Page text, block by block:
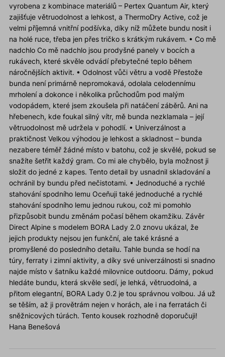
vyrobena z kombinace materiálů – Pertex Quantum Air, který
zajišťuje větruodolnost a lehkost, a ThermoDry Active, což je
velmi příjemná vnitřní podšívka, díky níž můžete bundu nosit i
na holé ruce, třeba jen přes tričko s krátkým rukávem. • Co mě
nadchlo Co mě nadchlo jsou prodyšné panely v bocích a
rukávech, které skvěle odvádí přebytečné teplo během
náročnějších aktivit. • Odolnost vůči větru a vodě Přestože
bunda není primárně nepromokavá, odolala celodennímu
mrholení a dokonce i několika průchodům pod malým
vodopádem, které jsem zkoušela při natáčení záběrů. Ani na
hřebenech, kde foukal silný vítr, mě bunda nezklamala – její
větruodolnost mě udržela v pohodlí. • Univerzálnost a
praktičnost Velkou výhodou je lehkost a skladnost – bunda
nezabere téměř žádné místo v batohu, což je skvělé, pokud se
snažíte šetřit každý gram. Co mi ale chybělo, byla možnost ji
složit do jedné z kapes. Tento detail by usnadnil skladování a
ochránil by bundu před nečistotami. • Jednoduché a rychlé
stahování spodního lemu Oceňuji také jednoduché a rychlé
stahování spodního lemu jednou rukou, což mi pomohlo
přizpůsobit bundu změnám počasí během okamžiku. Závěr
Direct Alpine s modelem BORA Lady 2.0 znovu ukázal, že
jejich produkty nejsou jen funkční, ale také krásné a
promyšlené do posledního detailu. Tahle bunda se hodí na
túry, ferraty i zimní aktivity, a díky své univerzálnosti si snadno
najde místo v šatníku každé milovnice outdooru. Dámy, pokud
hledáte bundu, která skvěle sedí, je lehká, větruodolná, a
přitom elegantní, BORA Lady 0.2 je tou správnou volbou. Já už
se těším, až ji provětrám nejen v horách, ale i na ferratách či
sněžnicových túrách. Tento kousek rozhodně doporučuji!
Hana Benešová